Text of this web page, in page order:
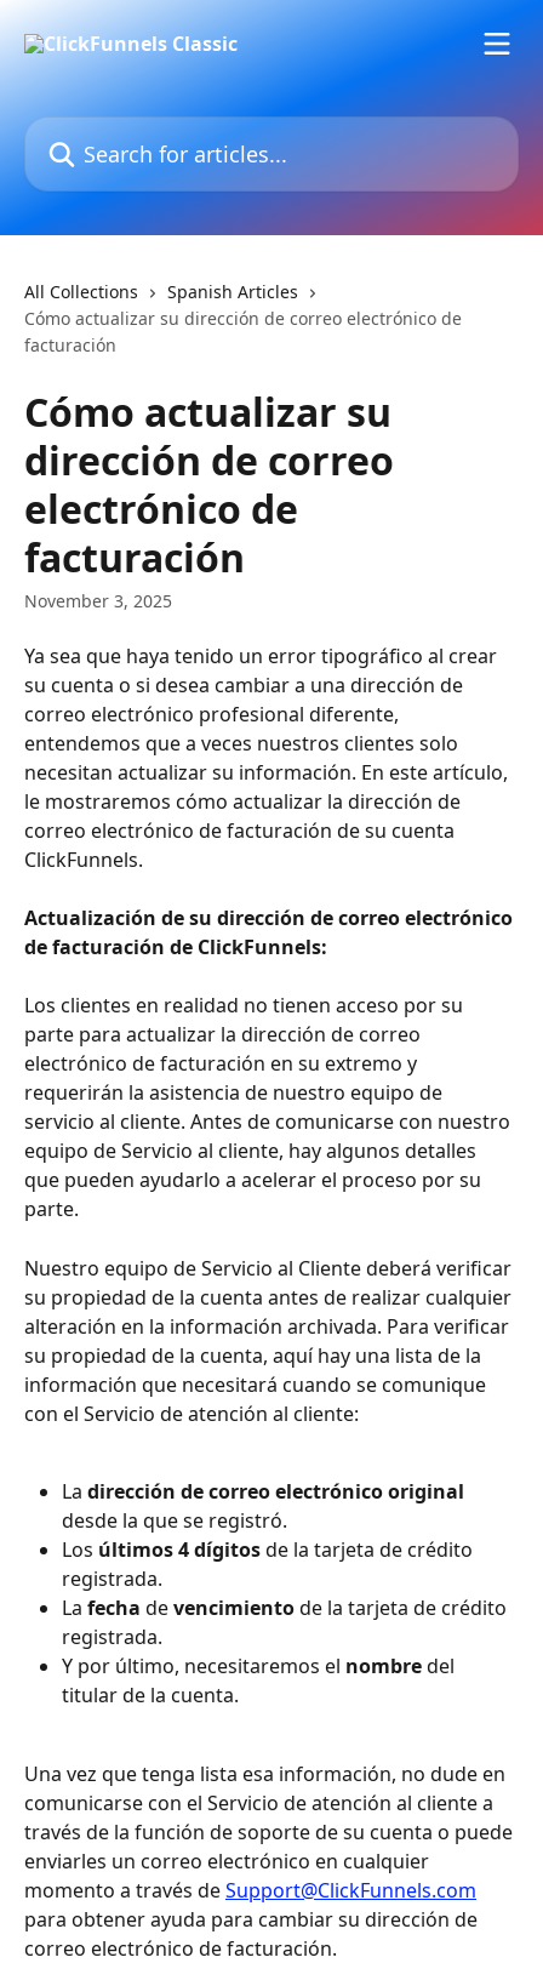
Search for articles...
All Collections
Spanish Articles
Cómo actualizar su dirección de correo electrónico de
facturación
Cómo actualizar su
dirección de correo
electrónico de
facturación
November 3, 2025
Ya sea que haya tenido un error tipográfico al crear
su cuenta o si desea cambiar a una dirección de
correo electrónico profesional diferente,
entendemos que a veces nuestros clientes solo
necesitan actualizar su información. En este artículo,
le mostraremos cómo actualizar la dirección de
correo electrónico de facturación de su cuenta
ClickFunnels.
Actualización de su dirección de correo electrónico
de facturación de ClickFunnels:
Los clientes en realidad no tienen acceso por su
parte para actualizar la dirección de correo
electrónico de facturación en su extremo y
requerirán la asistencia de nuestro equipo de
servicio al cliente. Antes de comunicarse con nuestro
equipo de Servicio al cliente, hay algunos detalles
que pueden ayudarlo a acelerar el proceso por su
parte.
Nuestro equipo de Servicio al Cliente deberá verificar
su propiedad de la cuenta antes de realizar cualquier
alteración en la información archivada. Para verificar
su propiedad de la cuenta, aquí hay una lista de la
información que necesitará cuando se comunique
con el Servicio de atención al cliente:
La dirección de correo electrónico original
desde la que se registró.
Los últimos 4 dígitos de la tarjeta de crédito
registrada.
La fecha de vencimiento de la tarjeta de crédito
registrada.
Y por último, necesitaremos el nombre del
titular de la cuenta.
Una vez que tenga lista esa información, no dude en
comunicarse con el Servicio de atención al cliente a
través de la función de soporte de su cuenta o puede
enviarles un correo electrónico en cualquier
momento a través de Support@ClickFunnels.com
para obtener ayuda para cambiar su dirección de
correo electrónico de facturación.